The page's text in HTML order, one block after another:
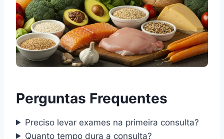
Perguntas Frequentes
Preciso levar exames na primeira consulta?
Quanto tempo dura a consulta?